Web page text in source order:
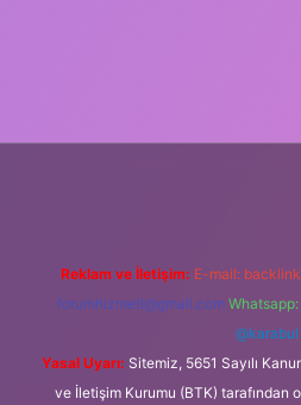
Reklam ve İletişim: E-mail:
forumhizmeti@gmail.com
@karabul
Yasal Uyarı: Sitemiz, 5651 Sayılı
ve İletişim Kurumu (BTK) tarafından